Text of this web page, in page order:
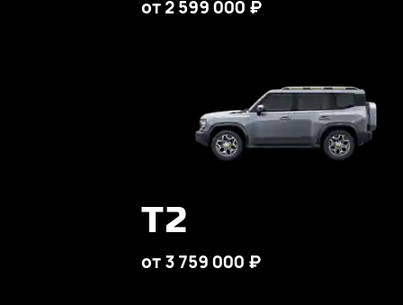
от 2 599 000 ₽
T2
от 3 759 000 ₽